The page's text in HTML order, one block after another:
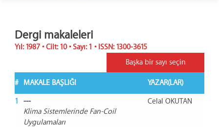
Dergi makaleleri
Yıl: 1987 • Cilt: 10 • Sayı: 1 • ISSN: 1300-3615
Başka bir sayı seçin
# MAKALE BAŞLIĞI YAZAR(LAR)
1
---
Klima Sistemlerinde Fan-Coil
Uygulamaları
Celal OKUTAN